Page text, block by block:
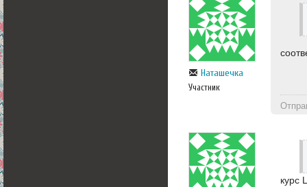
Наташечка
Участник
курс